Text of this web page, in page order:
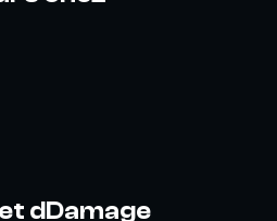
dDamage